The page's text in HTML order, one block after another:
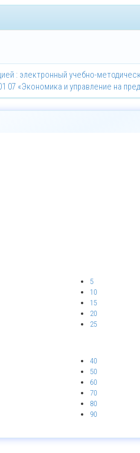
: электронный учебно-
07 «Экономика и управление на
5
10
15
20
25
40
50
60
70
80
90